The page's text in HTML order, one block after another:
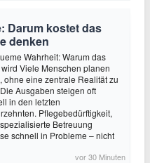
Darum kostet das
denken
Wahrheit: Warum das
Viele Menschen planen
ohne eine zentrale Realität zu
Ausgaben steigen oft
in den letzten
Pflegebedürftigkeit,
Betreuung
schnell in Probleme – nicht
vor 30 Minuten